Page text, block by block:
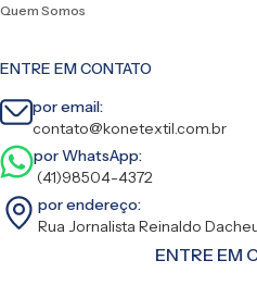
Quem Somos
ENTRE EM CONTATO
por email:
contato@konetextil.com.br
por WhatsApp:
(41)98504-4372
por endereço:
Rua Jornalista Reinaldo
ENTRE EM